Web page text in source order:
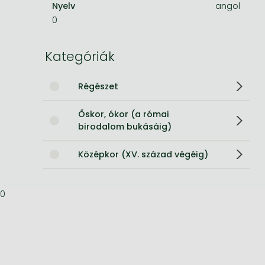
Bleach manga
Nyelv
angol
0
Kategóriák
Régészet
Őskor, ókor (a római
birodalom bukásáig)
Középkor (XV. század végéig)
0